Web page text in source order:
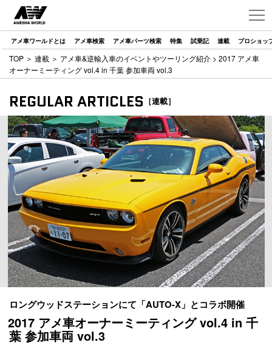
アメ車ワールドとは アメ車検索 アメ車パーツ検索 特集 試乗記 連載 プロショッ
TOP ＞ 連載 ＞ アメ車&逆輸入車のイベントやツーリング紹介 > 2017 アメ車
オーナーミーティング vol.4 in 千葉 参加車両 vol.3
REGULAR ARTICLES ［連載］
ロングウッドステーションにて「AUTO-X」とコラボ開催
2017 アメ車オーナーミーティング vol.4 in 千
葉 参加車両 vol.3